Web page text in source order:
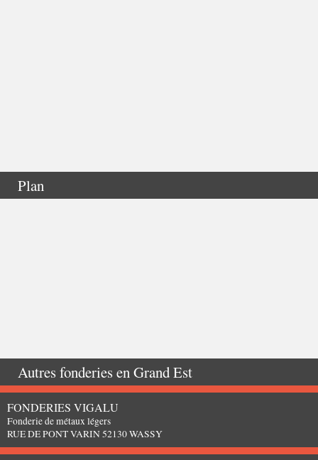
Plan
Autres fonderies enGrand Est
FONDERIES VIGALU
Fonderie de métaux légers
RUE DE PONT VARIN 52130 WASSY